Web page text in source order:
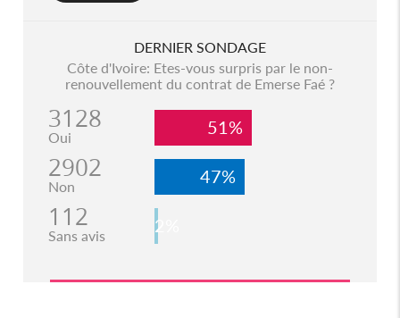
DERNIER SONDAGE
Côte d'Ivoire: Etes-vous surpris par le non-
renouvellement du contrat de Emerse Faé ?
3128
Oui 51%
2902
Non 47%
112
Sans avis 2%